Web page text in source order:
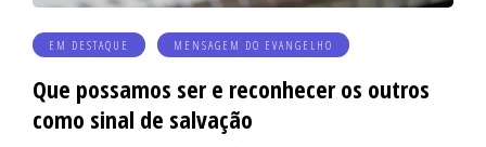
EM DESTAQUE MENSAGEM DO EVANGELHO
Que possamos ser e reconhecer os outros
como sinal de salvação